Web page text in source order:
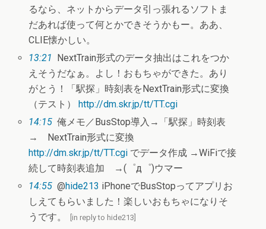
るなら、ネットからデータ引っ張れるソフトま
だあれば使って何とかできそうかもー。ああ、
CLIE懐かしい。
13:21 NextTrain形式のデータ抽出はこれをつか
えそうだなぁ。よし！おもちゃができた。あり
がとう！「駅探」時刻表をNextTrain形式に変換
（テスト）http://dm.skr.jp/tt/TT.cgi
14:15 俺メモ／BusStop導入→「駅探」時刻表
→ NextTrain形式に変換
http://dm.skr.jp/tt/TT.cgi でデータ作成 →WiFiで接
続して時刻表追加 →(゜д゜)ウマー
14:55 @hide213 iPhoneでBusStopってアプリお
しえてもらいました！楽しいおもちゃになりそ
うです。
in reply to hide213